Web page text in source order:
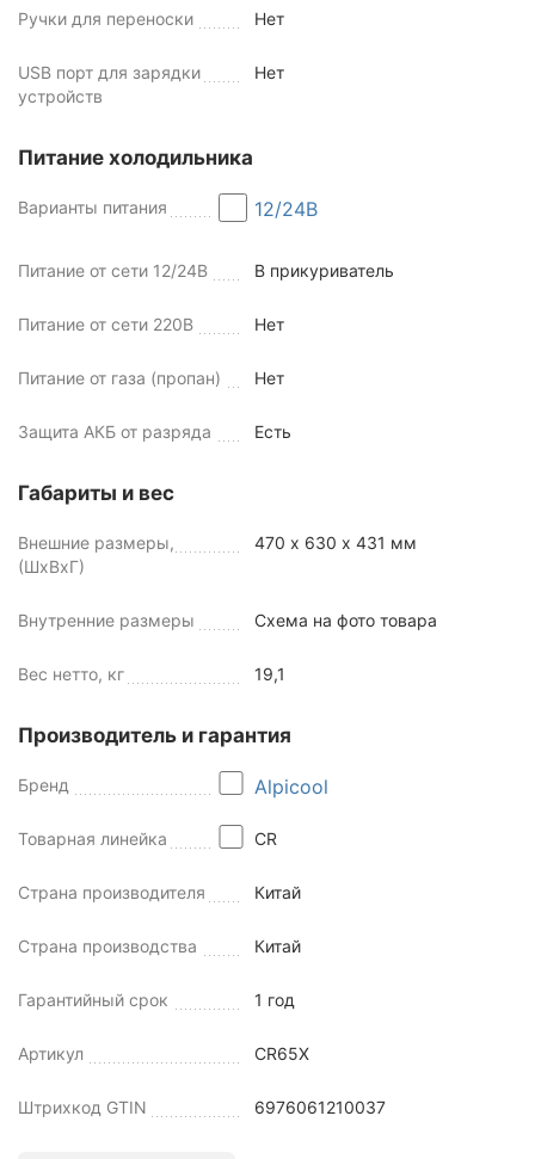
Ручки для переноски Нет
USB порт для зарядки
устройств
Нет
Питание холодильника
Варианты питания 12/24В
Питание от сети 12/24В В прикуриватель
Питание от сети 220В Нет
Питание от газа (пропан) Нет
Защита АКБ от разряда Есть
Габариты и вес
Внешние размеры,
(ШхВхГ)
470 х 630 х 431 мм
Внутренние размеры Схема на фото товара
Вес нетто, кг 19,1
Производитель и гарантия
Бренд Alpicool
Товарная линейка CR
Страна производителя Китай
Страна производства Китай
Гарантийный срок 1 год
Артикул CR65X
Штрихкод GTIN 6976061210037